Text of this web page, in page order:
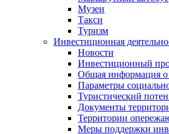
Музеи
Такси
Туризм
Инвестиционная
Новости
Инвестиционный
Общая информация о
Параметры
Туристический
Документы
Территории
Меры поддержки